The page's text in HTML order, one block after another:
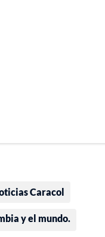
Caracol
y el mundo.